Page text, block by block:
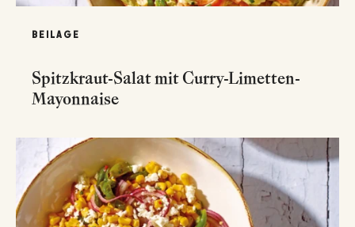
BEILAGE
Spitzkraut-Salat mit Curry-Limetten-
Mayonnaise